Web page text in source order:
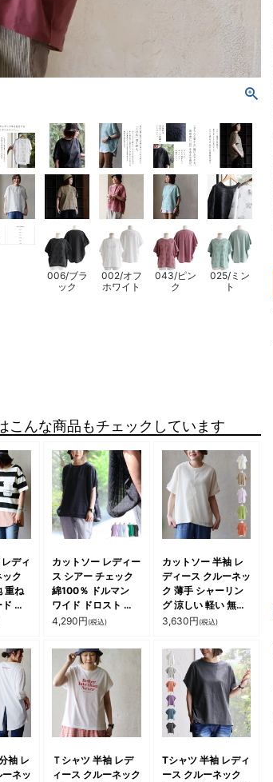
006/ブラ
ック
002/オフ
ホワイト
043/ピン
ク
025/ミン
ト
こんな商品もチェックしています
ディ
ク
重ね
綿
ポ
り カ
服 パ
カットソー レディー
ス シアー チェック
綿100％ ドルマン
ワイド ドロスト 裾
絞り バルーン ビッ
4,290円(税込)
カットソー 半袖 レ
ディース クルーネッ
ク 薄手 シャーリン
グ 涼しい 軽い 無地
リブ切り替え 重ね着
バー カジュアル 夏
パティ
3,630円(税込)
袖 レ
ネッ
Ｔシャツ 半袖 レデ
ィース クルーネック
Tシャツ 半袖 レディ
ース クルーネック